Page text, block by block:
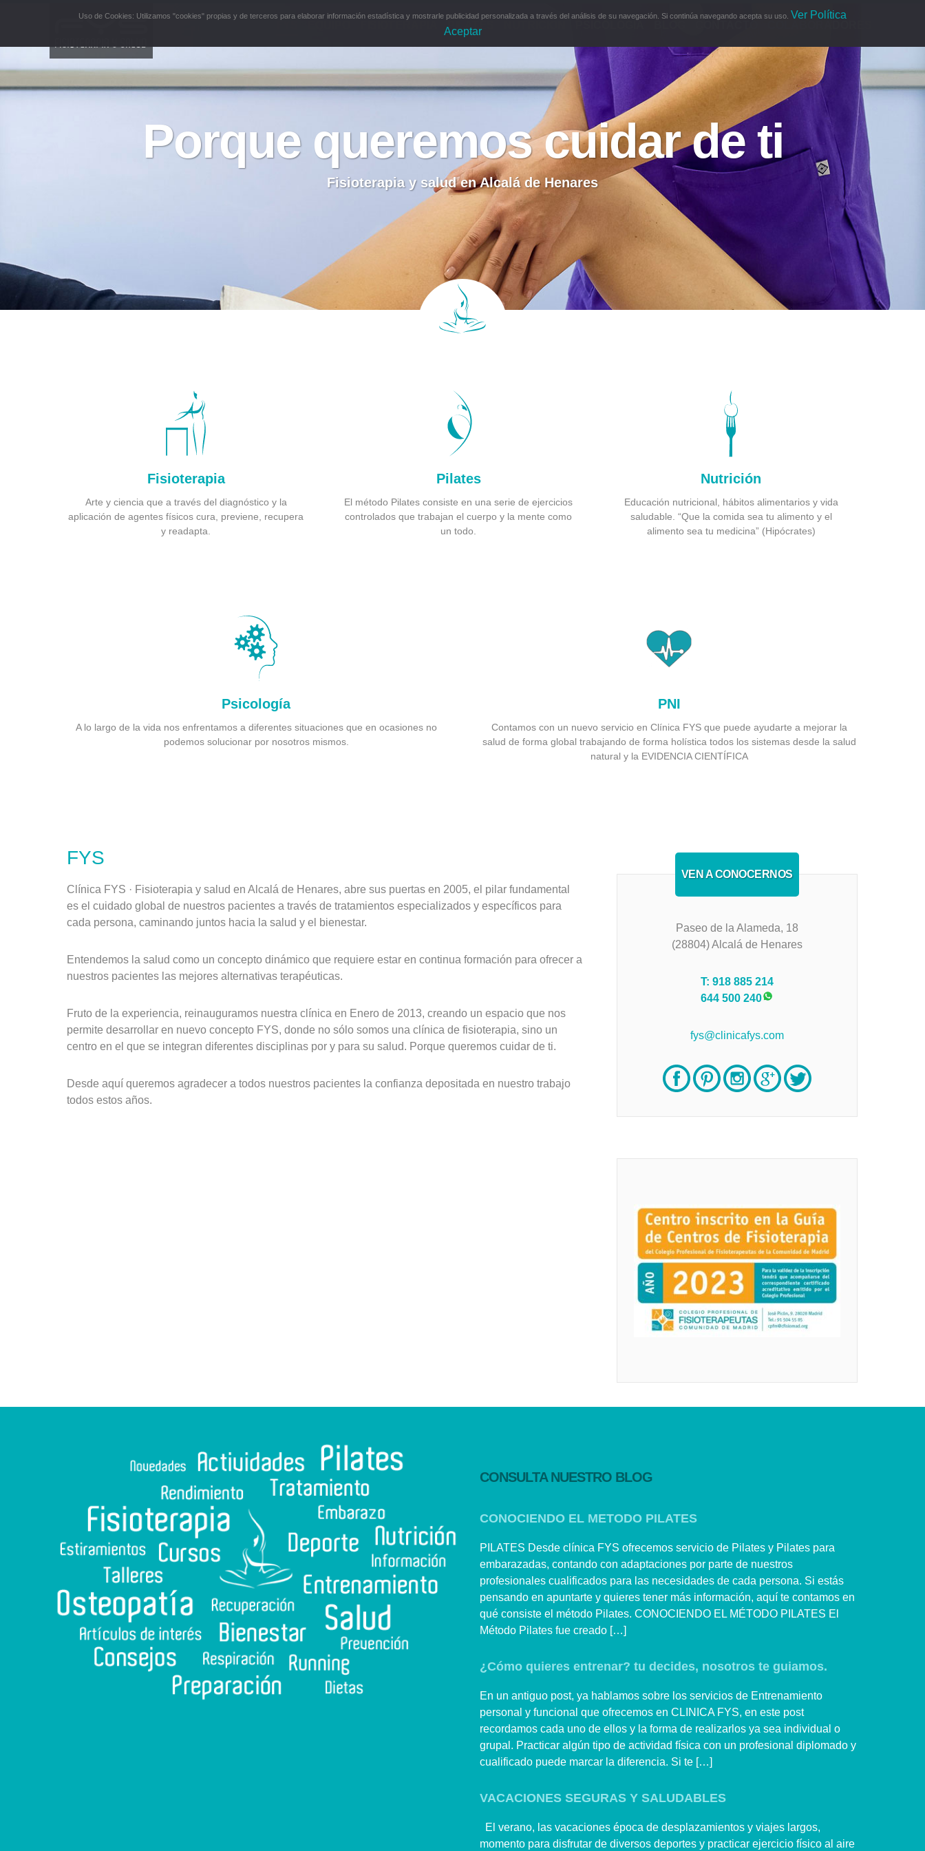
Uso de Cookies: Utilizamos "cookies" propias y de terceros para elaborar información estadística y mostrarle publicidad personalizada a través del análisis de su navegación. Si continúa navegando acepta su uso. Ver Política
Aceptar
PILATES
Porque queremos cuidar de ti
Fisioterapia y salud en Alcalá de Henares
Fisioterapia
Arte y ciencia que a través del diagnóstico y la
aplicación de agentes físicos cura, previene, recupera
y readapta.
Pilates
El método Pilates consiste en una serie de ejercicios
controlados que trabajan el cuerpo y la mente como
un todo.
Nutrición
Educación nutricional, hábitos alimentarios y vida
saludable. “Que la comida sea tu alimento y el
alimento sea tu medicina” (Hipócrates)
Psicología
A lo largo de la vida nos enfrentamos a diferentes situaciones que en ocasiones no
podemos solucionar por nosotros mismos.
PNI
Contamos con un nuevo servicio en Clínica FYS que puede ayudarte a mejorar la
salud de forma global trabajando de forma holística todos los sistemas desde la salud
natural y la EVIDENCIA CIENTÍFICA
FYS
Clínica FYS · Fisioterapia y salud en Alcalá de Henares, abre sus puertas en 2005, el pilar fundamental
es el cuidado global de nuestros pacientes a través de tratamientos especializados y específicos para
cada persona, caminando juntos hacia la salud y el bienestar.
Entendemos la salud como un concepto dinámico que requiere estar en continua formación para ofrecer a
nuestros pacientes las mejores alternativas terapéuticas.
Fruto de la experiencia, reinauguramos nuestra clínica en Enero de 2013, creando un espacio que nos
permite desarrollar en nuevo concepto FYS, donde no sólo somos una clínica de fisioterapia, sino un
centro en el que se integran diferentes disciplinas por y para su salud. Porque queremos cuidar de ti.
Desde aquí queremos agradecer a todos nuestros pacientes la confianza depositada en nuestro trabajo
todos estos años.
VEN A CONOCERNOS
Paseo de la Alameda, 18
(28804) Alcalá de Henares
T: 918 885 214
644 500 240
fys@clinicafys.com
CONSULTA NUESTRO BLOG
CONOCIENDO EL METODO PILATES
PILATES Desde clínica FYS ofrecemos servicio de Pilates y Pilates para
embarazadas, contando con adaptaciones por parte de nuestros
profesionales cualificados para las necesidades de cada persona. Si estás
pensando en apuntarte y quieres tener más información, aquí te contamos en
qué consiste el método Pilates. CONOCIENDO EL MÉTODO PILATES El
Método Pilates fue creado […]
¿Cómo quieres entrenar? tu decides, nosotros te guiamos.
En un antiguo post, ya hablamos sobre los servicios de Entrenamiento
personal y funcional que ofrecemos en CLINICA FYS, en este post
recordamos cada uno de ellos y la forma de realizarlos ya sea individual o
grupal. Practicar algún tipo de actividad física con un profesional diplomado y
cualificado puede marcar la diferencia. Si te […]
VACACIONES SEGURAS Y SALUDABLES
El verano, las vacaciones época de desplazamientos y viajes largos,
momento para disfrutar de diversos deportes y practicar ejercicio físico al aire